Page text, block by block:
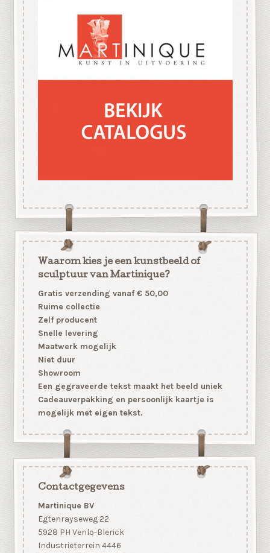
Waarom kies je een kunstbeeld of
sculptuur van Martinique?
Gratis verzending vanaf € 50,00
Ruime collectie
Zelf producent
Snelle levering
Maatwerk mogelijk
Niet duur
Showroom
Een gegraveerde tekst maakt het beeld uniek
Cadeauverpakking en persoonlijk kaartje is
mogelijk met eigen tekst.
Contactgegevens
Martinique BV
Egtenrayseweg 22
5928 PH Venlo-Blerick
Industrieterrein 4446